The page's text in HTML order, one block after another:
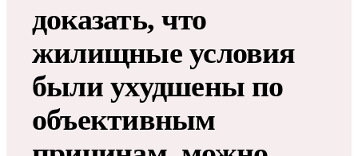
доказать, что
жилищные условия
были ухудшены по
объективным